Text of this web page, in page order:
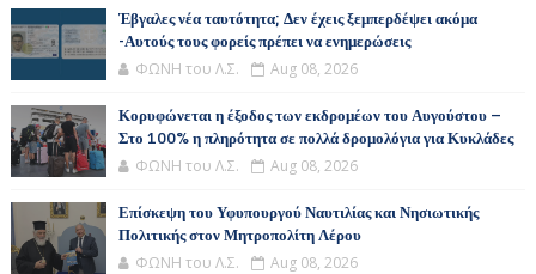
Έβγαλες νέα ταυτότητα; Δεν έχεις ξεμπερδέψει ακόμα
-Αυτούς τους φορείς πρέπει να ενημερώσεις
ΦΩΝΗ του Λ.Σ. Aug 08, 2026
Κορυφώνεται η έξοδος των εκδρομέων του Αυγούστου –
Στο 100% η πληρότητα σε πολλά δρομολόγια για Κυκλάδες
ΦΩΝΗ του Λ.Σ. Aug 08, 2026
Επίσκεψη του Υφυπουργού Ναυτιλίας και Νησιωτικής
Πολιτικής στον Μητροπολίτη Λέρου
ΦΩΝΗ του Λ.Σ. Aug 08, 2026